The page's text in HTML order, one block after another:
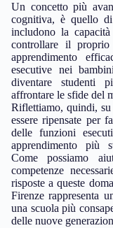
Un concetto più
cognitiva, è quello di
includono la
controllare il proprio
apprendimento
esecutive nei
diventare studenti
affrontare le sfide del
Riflettiamo, quindi, su
essere ripensate per
delle funzioni
apprendimento più
Come possiamo
competenze
risposte a queste
Firenze rappresenta
una scuola più
delle nuove